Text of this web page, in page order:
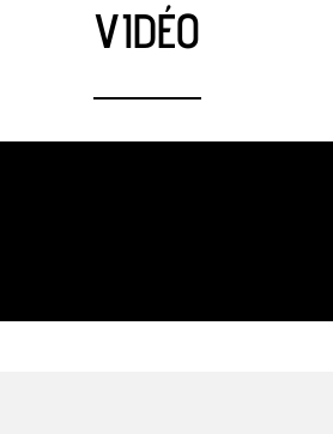
VIDÉO